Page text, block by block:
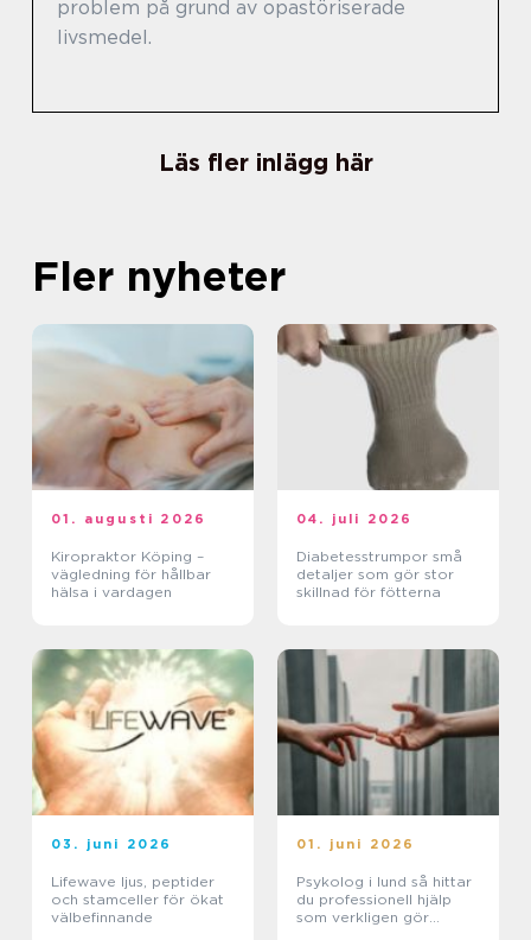
problem på grund av opastöriserade
livsmedel.
Läs fler inlägg här
Fler nyheter
01. augusti 2026
Kiropraktor Köping –
vägledning för hållbar
hälsa i vardagen
04. juli 2026
Diabetesstrumpor små
detaljer som gör stor
skillnad för fötterna
03. juni 2026
Lifewave ljus, peptider
och stamceller för ökat
välbefinnande
01. juni 2026
Psykolog i lund så hittar
du professionell hjälp
som verkligen gör